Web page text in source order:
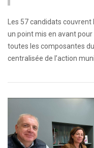
Les 57 candidats
un point mis en avant
toutes les composantes
centralisée de l’action